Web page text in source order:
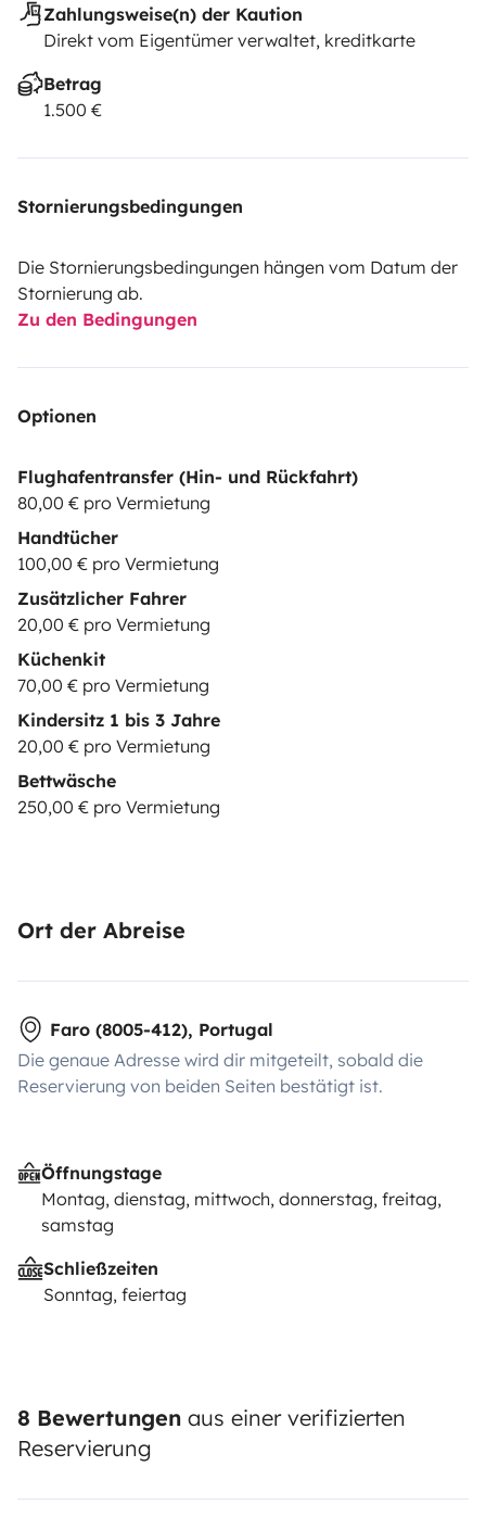
Zahlungsweise(n) der Kaution
Direkt vom Eigentümer verwaltet, kreditkarte
Betrag
1.500 €
Stornierungsbedingungen
Die Stornierungsbedingungen hängen vom Datum der
Stornierung ab.
Zu den Bedingungen
Optionen
Flughafentransfer (Hin- und Rückfahrt)
80,00 € pro Vermietung
Handtücher
100,00 € pro Vermietung
Zusätzlicher Fahrer
20,00 € pro Vermietung
Küchenkit
70,00 € pro Vermietung
Kindersitz 1 bis 3 Jahre
20,00 € pro Vermietung
Bettwäsche
250,00 € pro Vermietung
Ort der Abreise
Faro (8005-412), Portugal
Die genaue Adresse wird dir mitgeteilt, sobald die
Reservierung von beiden Seiten bestätigt ist.
Öffnungstage
Montag, dienstag, mittwoch, donnerstag, freitag,
samstag
Schließzeiten
Sonntag, feiertag
8 Bewertungen aus einer verifizierten
Reservierung